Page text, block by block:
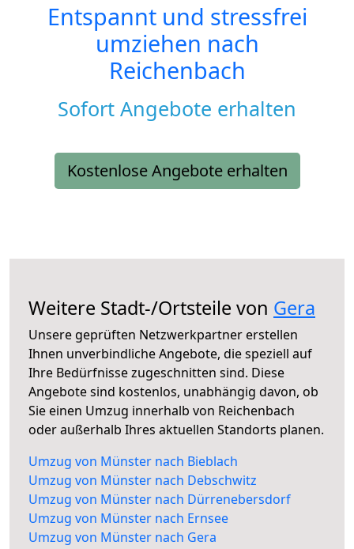
Entspannt und stressfrei
umziehen nach
Reichenbach
Sofort Angebote erhalten
Kostenlose Angebote erhalten
Weitere Stadt-/Ortsteile von Gera
Unsere geprüften Netzwerkpartner erstellen
Ihnen unverbindliche Angebote, die speziell auf
Ihre Bedürfnisse zugeschnitten sind. Diese
Angebote sind kostenlos, unabhängig davon, ob
Sie einen Umzug innerhalb von Reichenbach
oder außerhalb Ihres aktuellen Standorts planen.
Umzug von Münster nach Bieblach
Umzug von Münster nach Debschwitz
Umzug von Münster nach Dürrenebersdorf
Umzug von Münster nach Ernsee
Umzug von Münster nach Gera